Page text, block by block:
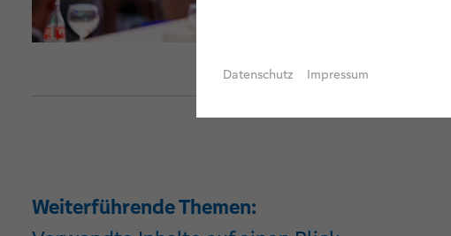
Weiterführende Themen:
Datenschutz Impressum